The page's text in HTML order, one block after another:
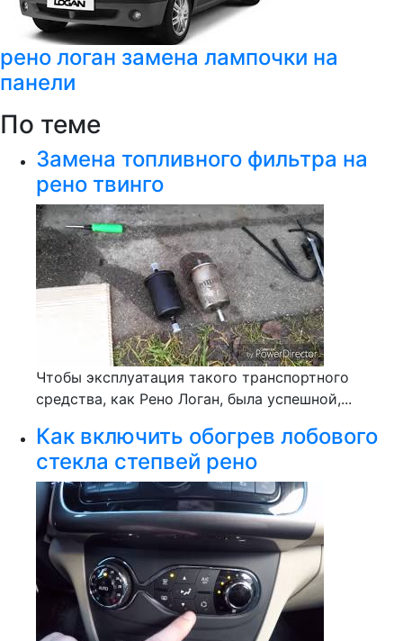
рено логан замена лампочки на
панели
По теме
Замена топливного фильтра на
рено твинго
Чтобы эксплуатация такого транспортного
средства, как Рено Логан, была успешной,...
Как включить обогрев лобового
стекла степвей рено